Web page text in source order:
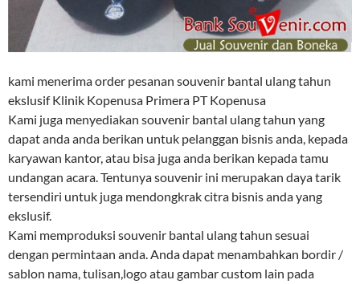
kami menerima order pesanan souvenir bantal ulang tahun
ekslusif Klinik Kopenusa Primera PT Kopenusa
Kami juga menyediakan souvenir bantal ulang tahun yang
dapat anda anda berikan untuk pelanggan bisnis anda, kepada
karyawan kantor, atau bisa juga anda berikan kepada tamu
undangan acara. Tentunya souvenir ini merupakan daya tarik
tersendiri untuk juga mendongkrak citra bisnis anda yang
ekslusif.
Kami memproduksi souvenir bantal ulang tahun sesuai
dengan permintaan anda. Anda dapat menambahkan bordir /
sablon nama, tulisan,logo atau gambar custom lain pada